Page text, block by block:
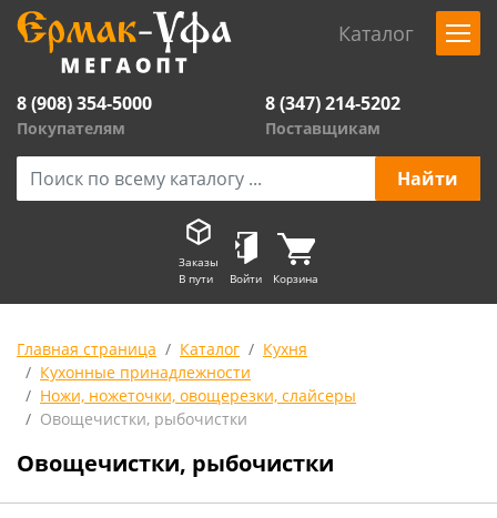
Каталог
8 (908) 354-5000
Покупателям
8 (347) 214-5202
Поставщикам
Заказы
В пути
Войти Корзина
Главная страница Каталог
Кухня
Кухонные принадлежности
Ножи, ножеточки, овощерезки, слайсеры
Овощечистки, рыбочистки
Овощечистки, рыбочистки